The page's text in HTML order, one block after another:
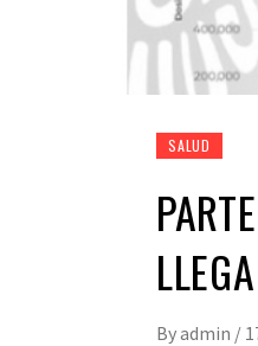
SALUD
Byadmin /